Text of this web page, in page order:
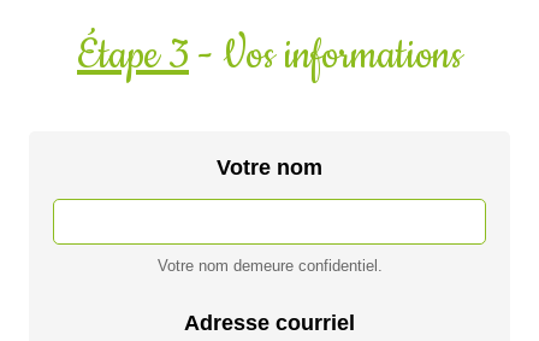
Étape 3- Vos informations
Votre nom
Votre nom demeure confidentiel.
Adresse courriel